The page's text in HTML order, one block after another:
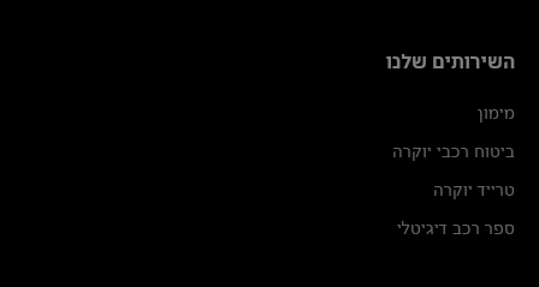
השירותים שלנו
מימון
ביטוח רכבי יוקרה
טרייד יוקרה
ספר רכב דיגיטלי